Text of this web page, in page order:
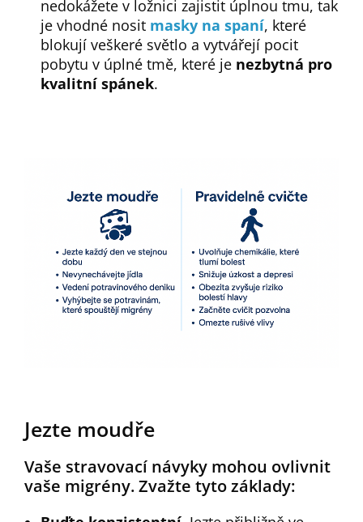
nedokážete v ložnici zajistit úplnou tmu, tak
je vhodné nosit masky na spaní, které
blokují veškeré světlo a vytvářejí pocit
pobytu v úplné tmě, které je nezbytná pro
kvalitní spánek.
Jezte moudře
Vaše stravovací návyky mohou ovlivnit
vaše migrény. Zvažte tyto základy: